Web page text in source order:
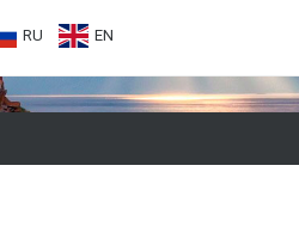
RU EN